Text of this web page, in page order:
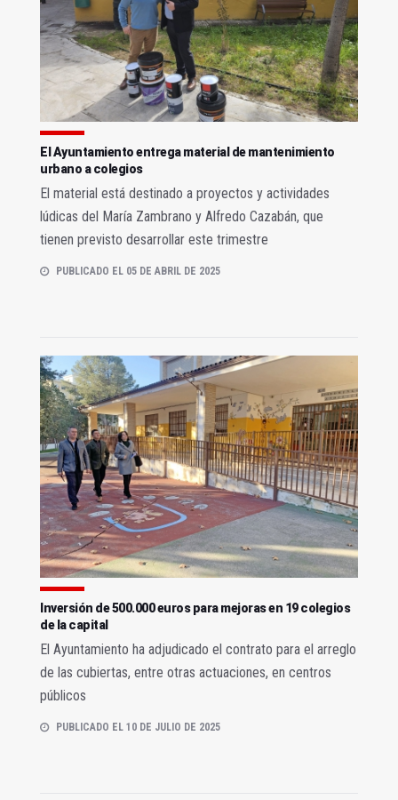
El Ayuntamiento entrega material de mantenimiento
urbano a colegios
El material está destinado a proyectos y actividades
lúdicas del María Zambrano y Alfredo Cazabán, que
tienen previsto desarrollar este trimestre
PUBLICADO EL 05 DE ABRIL DE 2025
Inversión de 500.000 euros para mejoras en 19 colegios
de la capital
El Ayuntamiento ha adjudicado el contrato para el arreglo
de las cubiertas, entre otras actuaciones, en centros
públicos
PUBLICADO EL 10 DE JULIO DE 2025